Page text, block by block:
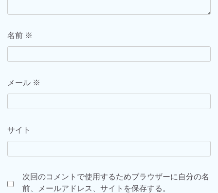
名前 ※
メール ※
サイト
次回のコメントで使用するためブラウザーに自分の名
前、メールアドレス、サイトを保存する。